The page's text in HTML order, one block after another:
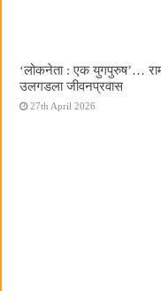
‌‘लोकनेता : एक युगपुरुष‌’…
उलगडला जीवनप्रवास
27th April 2026